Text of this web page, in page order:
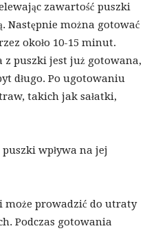
zawartość puszki
Następnie można gotować
około 10-15 minut.
z puszki jest już gotowana,
długo. Po ugotowaniu
takich jak sałatki,
wpływa na jej
może prowadzić do utraty
Podczas gotowania